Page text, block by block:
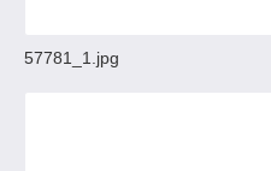
57781_1.jpg